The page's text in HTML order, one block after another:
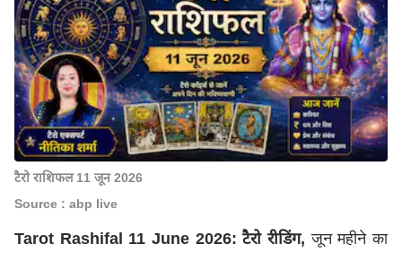
टैरो राशिफल 11 जून 2026
Source : abp live
Tarot Rashifal 11 June 2026: टैरो रीडिंग,जून महीने का